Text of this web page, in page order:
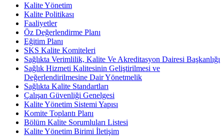
Kalite Yönetim
Kalite Politikası
Faaliyetler
Öz Değerlendirme Planı
Eğitim Planı
SKS Kalite Komiteleri
Sağlıkta Verimlilik, Kalite Ve Akreditasyon Dairesi Başkanlığı
Sağlık Hizmeti Kalitesinin Geliştirilmesi ve
Değerlendirilmesine Dair Yönetmelik
Sağlıkta Kalite Standartları
Çalışan Güvenliği Genelgesi
Kalite Yönetim Sistemi Yapısı
Komite Toplantı Planı
Bölüm Kalite Sorumluları Listesi
Kalite Yönetim Birimi İletişim